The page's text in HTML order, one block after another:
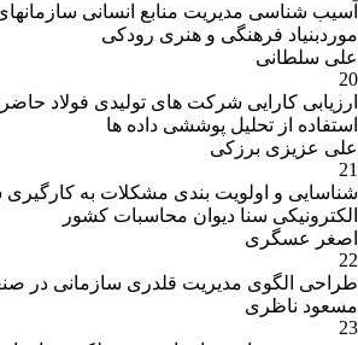
آسیب شناسی مدیریت منابع انسانی
موردبنیاد فرهنگی و هنری رودکی
علی سلطانی
20
ارزیابی کارایی شرکت های تولیدی فولاد
استفاده از تحلیل پوششی داده ها
علی عزیزی برزکی
21
شناسایی و اولویت بندی مشکلات به کارگیری
الکترونیکی سنا دیوان محاسبات کشور
اصغر عسگری
22
طراحی الگوی مدیریت قلدری سازمانی در
مسعود ناظری
23